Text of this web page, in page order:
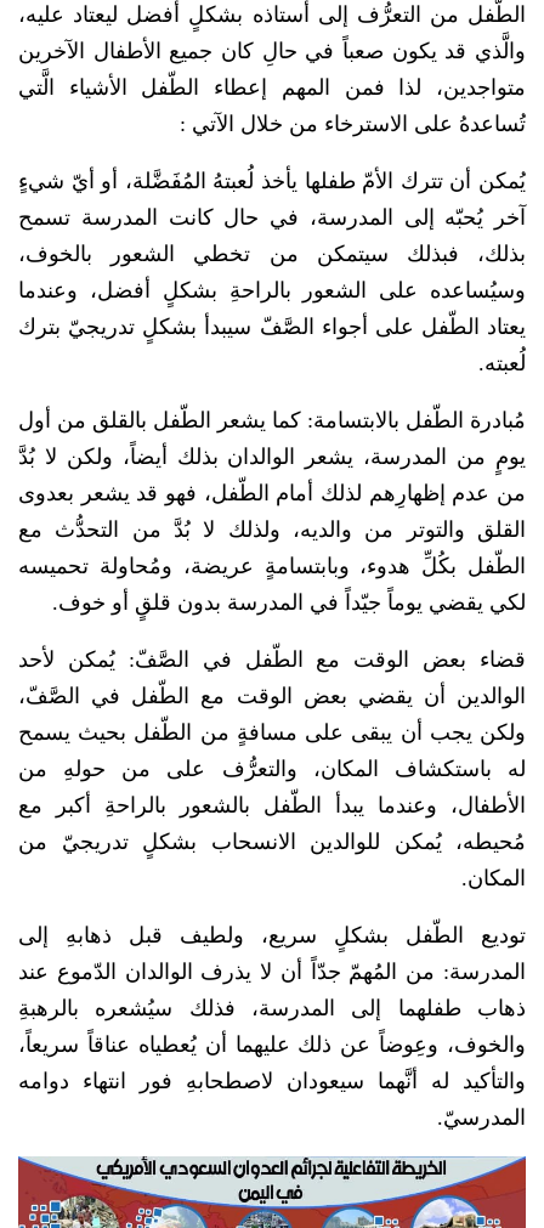
الطّفل من التعرُّف إلى أستاذه بشكلٍ أفضل ليعتاد عليه،
والَّذي قد يكون صعباً في حالِ كان جميع الأطفال الآخرين
متواجدين، لذا فمن المهم إعطاء الطّفل الأشياء الَّتي
تُساعدهُ على الاسترخاء من خلال الآتي :
يُمكن أن تترك الأمّ طفلها يأخذ لُعبتهُ المُفَضَّلة، أو أيّ شيءٍ
آخر يُحبّه إلى المدرسة، في حال كانت المدرسة تسمح
بذلك، فبذلك سيتمكن من تخطي الشعور بالخوف،
وسيُساعده على الشعور بالراحةِ بشكلٍ أفضل، وعندما
يعتاد الطّفل على أجواء الصَّفّ سيبدأ بشكلٍ تدريجيّ بترك
لُعبته.
مُبادرة الطّفل بالابتسامة: كما يشعر الطّفل بالقلق من أول
يومٍ من المدرسة، يشعر الوالدان بذلك أيضاً، ولكن لا بُدَّ
من عدم إظهارِهم لذلك أمام الطّفل، فهو قد يشعر بعدوى
القلق والتوتر من والديه، ولذلك لا بُدَّ من التحدُّث مع
الطّفل بكُلِّ هدوء، وبابتسامةٍ عريضة، ومُحاولة تحميسه
لكي يقضي يوماً جيّداً في المدرسة بدون قلقٍ أو خوف.
قضاء بعض الوقت مع الطّفل في الصَّفّ: يُمكن لأحد
الوالدين أن يقضي بعض الوقت مع الطّفل في الصَّفّ،
ولكن يجب أن يبقى على مسافةٍ من الطّفل بحيث يسمح
له باستكشاف المكان، والتعرُّف على من حولهِ من
الأطفال، وعندما يبدأ الطّفل بالشعور بالراحةِ أكبر مع
مُحيطه، يُمكن للوالدين الانسحاب بشكلٍ تدريجيّ من
المكان.
توديع الطّفل بشكلٍ سريع، ولطيف قبل ذهابهِ إلى
المدرسة: من المُهمّ جدّاً أن لا يذرف الوالدان الدّموع عند
ذهاب طفلهما إلى المدرسة، فذلك سيُشعره بالرهبةِ
والخوف، وعِوضاً عن ذلك عليهما أن يُعطياه عناقاً سريعاً،
والتأكيد له أنَّهما سيعودان لاصطحابهِ فور انتهاء دوامه
المدرسيّ.